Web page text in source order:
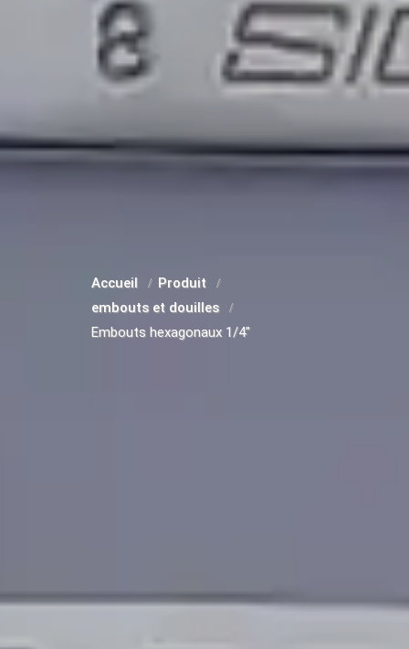
Accueil
Produit
embouts et douilles
Embouts hexagonaux 1/4"